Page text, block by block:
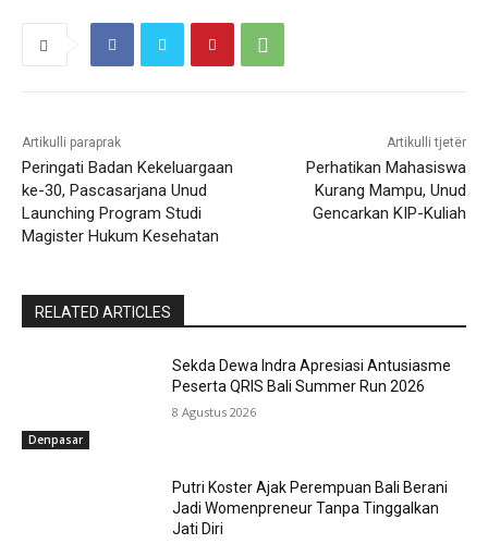
Artikulli paraprak
Peringati Badan Kekeluargaan
ke-30, Pascasarjana Unud
Launching Program Studi
Magister Hukum Kesehatan
Artikulli tjetër
Perhatikan Mahasiswa
Kurang Mampu, Unud
Gencarkan KIP-Kuliah
RELATED ARTICLES
Denpasar
Sekda Dewa Indra Apresiasi Antusiasme
Peserta QRIS Bali Summer Run 2026
8 Agustus 2026
Putri Koster Ajak Perempuan Bali Berani
Jadi Womenpreneur Tanpa Tinggalkan
Jati Diri